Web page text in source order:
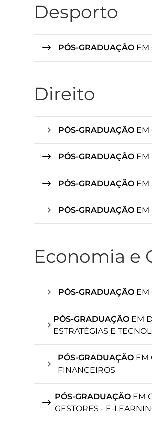
Desporto
PÓS-GRADUAÇÃO EM
Direito
PÓS-GRADUAÇÃO EM
PÓS-GRADUAÇÃO EM
PÓS-GRADUAÇÃO EM
PÓS-GRADUAÇÃO EM
Economia e
PÓS-GRADUAÇÃO EM
PÓS-GRADUAÇÃO EM
ESTRATÉGIAS E
PÓS-GRADUAÇÃOEM
FINANCEIROS
PÓS-GRADUAÇÃOEM
GESTORES - E-